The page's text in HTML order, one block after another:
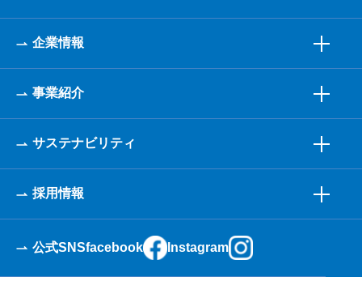
企業情報
事業紹介
サステナビリティ
採用情報
公式SNSfacebook Instagram